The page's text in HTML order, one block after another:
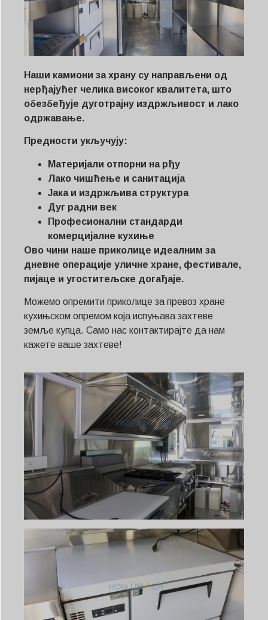
Наши камиони за храну су направљени од
нерђајућег челика високог квалитета, што
обезбеђује дуготрајну издржљивост и лако
одржавање.
Предности укључују:
Материјали отпорни на рђу
Лако чишћење и санитација
Јака и издржљива структура
Дуг радни век
Професионални стандарди
комерцијалне кухиње
Ово чини наше приколице идеалним за
дневне операције уличне хране, фестивале,
пијаце и угоститељске догађаје.
Можемо опремити приколице за превоз хране
кухињском опремом која испуњава захтеве
земље купца. Само нас контактирајте да нам
кажете ваше захтеве!